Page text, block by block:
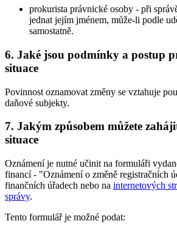
prokurista právnické osoby - při
jednat jejím jménem, může-li podle
samostatně.
6. Jaké jsou podmínky a postup
situace
Povinnost oznamovat změny se vztahuje
daňové subjekty.
7. Jakým způsobem můžete
situace
Oznámení je nutné učinit na formuláři
financí - "Oznámení o změně registračních
finančních úřadech nebo na internetových
správy.
Tento formulář je možné podat: